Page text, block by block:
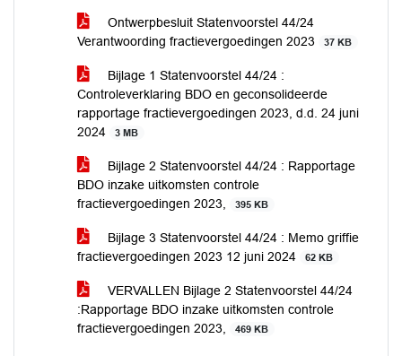
Ontwerpbesluit Statenvoorstel 44/24
Verantwoording fractievergoedingen 2023
37 KB
Bijlage 1 Statenvoorstel 44/24 :
Controleverklaring BDO en geconsolideerde
rapportage fractievergoedingen 2023, d.d. 24 juni
2024
3 MB
Bijlage 2 Statenvoorstel 44/24 : Rapportage
BDO inzake uitkomsten controle
fractievergoedingen 2023,
395 KB
Bijlage 3 Statenvoorstel 44/24 : Memo griffie
fractievergoedingen 2023 12 juni 2024
62 KB
VERVALLEN Bijlage 2 Statenvoorstel 44/24
:Rapportage BDO inzake uitkomsten controle
fractievergoedingen 2023,
469 KB